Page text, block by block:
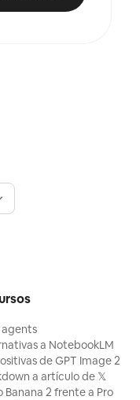
agents
a NotebookLM
de GPT Image 2
a artículo de 𝕏
Banana 2 frente a Pro